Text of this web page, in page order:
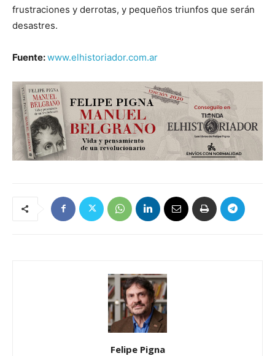
frustraciones y derrotas, y pequeños triunfos que serán
desastres.
Fuente:www.elhistoriador.com.ar
Felipe Pigna